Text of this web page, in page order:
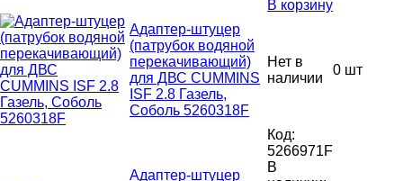
В корзину
Адаптер-штуцер
(патрубок водяной
перекачивающий)
для ДВС CUMMINS
ISF 2.8 Газель,
Соболь 5260318F
Нет в
наличии
0 шт
Адаптер-штуцер
Код:
5266971F
В